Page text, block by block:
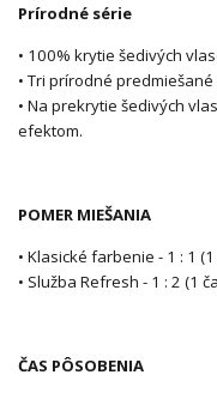
Prírodné série
• 100% krytie šedivých
• Tri prírodné predmiešané
• Na prekrytie šedivých
efektom.
POMER MIEŠANIA
• Klasické farbenie - 1 : 1
• Služba Refresh - 1 : 2 (1
ČAS PÔSOBENIA